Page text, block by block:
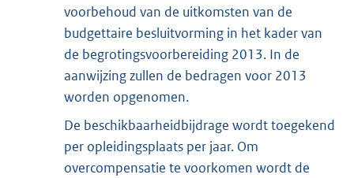
voorbehoud van de uitkomsten van de
budgettaire besluitvorming in het kader van
de begrotingsvoorbereiding 2013. In de
aanwijzing zullen de bedragen voor 2013
worden opgenomen.
De beschikbaarheidbijdrage wordt toegekend
per opleidingsplaats per jaar. Om
overcompensatie te voorkomen wordt de